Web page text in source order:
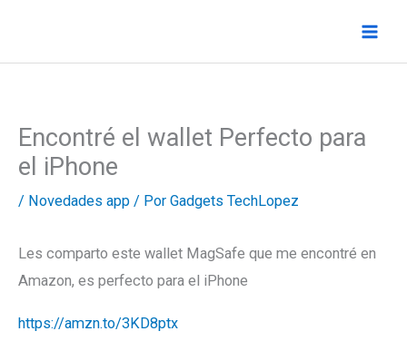
contenido
Encontré el wallet Perfecto para
el iPhone
/ Novedades app / Por Gadgets TechLopez
Les comparto este wallet MagSafe que me encontré en
Amazon, es perfecto para el iPhone
https://amzn.to/3KD8ptx